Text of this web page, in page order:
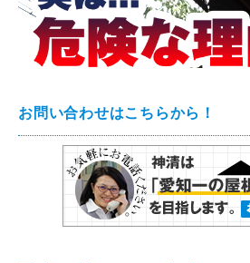
お問い合わせはこちらから！